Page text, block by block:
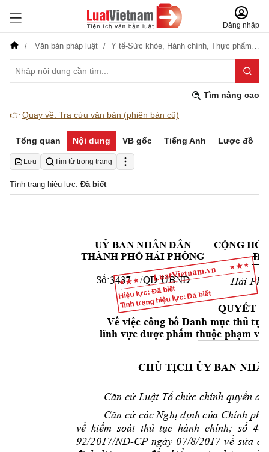
Đăng nhập
Văn bản pháp luật Y tế-Sức khỏe, Hành chính, Thực phẩm-Dược phẩm
Tìm nâng cao
👉 Quay về: Tra cứu văn bản (phiên bản cũ)
Tổng quan Nội dung VB gốc Tiếng Anh Lược đồ
Lưu Tìm từ trong trang
Tình trạng hiệu lực: Đã biết
Hiệu lực: Đã biết
Tình trạng hiệu lực: Đã biết
UỶ BAN NHÂN DÂN
THÀNH PHỐ HẢI PHÒNG
Số: /QĐ-UBND
CỘNG
Hải
QUYẾT
Về việc công bố Danh mục thủ tục
lĩnh vực dược phẩm thuộc phạm vi,
CHỦ TỊCH ỦY BAN
Căn cứ Luật Tổ chức chính quyền
Căn cứ các Nghị định của Chính
về kiểm soát thủ tục hành chính; số
92/2017/NĐ-CP ngày 07/8/2017 về sửa
3437